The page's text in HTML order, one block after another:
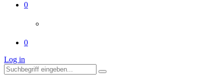
0
0
Log in